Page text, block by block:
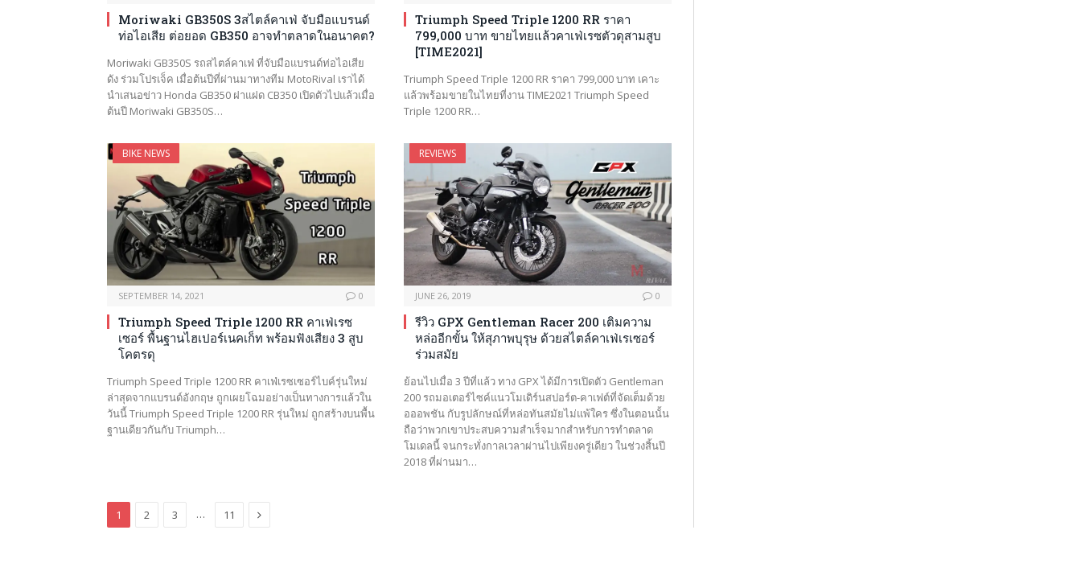
Moriwaki GB350S 3สไตล์คาเฟ่ จับมือแบรนด์
ท่อไอเสีย ต่อยอด GB350 อาจทำตลาดในอนาคต?
Moriwaki GB350S รถสไตล์คาเฟ่ ที่จับมือแบรนด์ท่อไอเสีย
ดัง ร่วมโปรเจ็ค เมื่อต้นปีที่ผ่านมาทางทีม MotoRival เราได้
นำเสนอข่าว Honda GB350 ฝาแฝด CB350 เปิดตัวไปแล้วเมื่อ
ต้นปี Moriwaki GB350S…
Triumph Speed Triple 1200 RR ราคา
799,000 บาท ขายไทยแล้วคาเฟ่เรซตัวดุสามสูบ
[TIME2021]
Triumph Speed Triple 1200 RR ราคา 799,000 บาท เคาะ
แล้วพร้อมขายในไทยที่งาน TIME2021 Triumph Speed
Triple 1200 RR…
BIKE NEWS
SEPTEMBER 14, 2021 0
Triumph Speed Triple 1200 RR คาเฟ่เรซ
เซอร์ พื้นฐานไฮเปอร์เนคเก็ท พร้อมฟังเสียง 3 สูบ
โคตรดุ
Triumph Speed Triple 1200 RR คาเฟ่เรซเซอร์ไบค์รุ่นใหม่
ล่าสุดจากแบรนด์อังกฤษ ถูกเผยโฉมอย่างเป็นทางการแล้วใน
วันนี้ Triumph Speed Triple 1200 RR รุ่นใหม่ ถูกสร้างบนพื้น
ฐานเดียวกันกับ Triumph…
REVIEWS
JUNE 26, 2019 0
รีวิว GPX Gentleman Racer 200 เติมความ
หล่ออีกขั้น ให้สุภาพบุรุษ ด้วยสไตล์คาเฟ่เรเซอร์
ร่วมสมัย
ย้อนไปเมื่อ 3 ปีที่แล้ว ทาง GPX ได้มีการเปิดตัว Gentleman
200 รถมอเตอร์ไซค์แนวโมเดิร์นสปอร์ต-คาเฟต์ที่จัดเต็มด้วย
อออพชัน กับรูปลักษณ์ที่หล่อทันสมัยไม่แพ้ใคร ซึ่งในตอนนั้น
ถือว่าพวกเขาประสบความสำเร็จมากสำหรับการทำตลาด
โมเดลนี้ จนกระทั่งกาลเวลาผ่านไปเพียงครู่เดียว ในช่วงสิ้นปี
2018 ที่ผ่านมา…
1 2 3 … 11 Next